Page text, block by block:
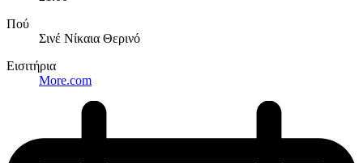
Πού
Σινέ Νίκαια Θερινό
Εισιτήρια
More.com